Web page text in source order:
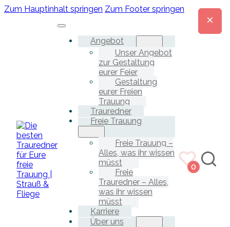
Zum Hauptinhalt springen Zum Footer springen
Angebot
Unser Angebot
zur Gestaltung
eurer Feier
Gestaltung
eurer Freien
Trauung
Trauredner
Freie Trauung
Freie Trauung –
Alles, was ihr wissen
müsst
Freie
Trauredner – Alles,
was ihr wissen
müsst
Karriere
Über uns
0